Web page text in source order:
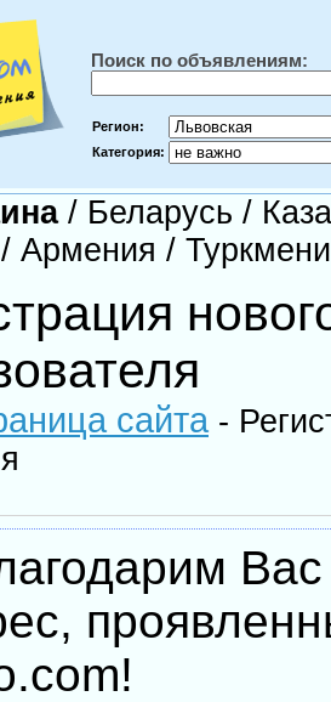
Поиск по объявлениям:
Регион:
Категория:
/ Беларусь /
/ Армения /
сайта -
Вас